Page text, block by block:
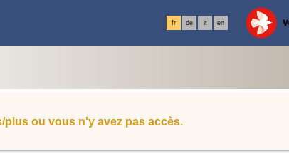
fr de it en
plus ou vous n'y avez pas accès.